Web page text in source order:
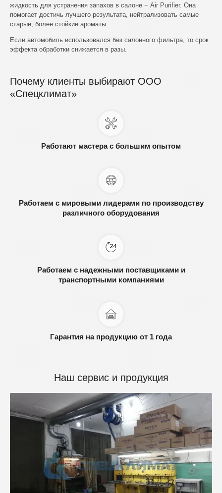
жидкость для устранения запахов в салоне − Air Purifier. Она
помогает достичь лучшего результата, нейтрализовать самые
старые, более стойкие ароматы.
Если автомобиль использовался без салонного фильтра, то срок
эффекта обработки снижается в разы.
Почему клиенты выбирают ООО
«Спецклимат»
Работают мастера с большим опытом
Работаем с мировыми лидерами по производству
различного оборудования
Работаем с надежными поставщиками и
транспортными компаниями
Гарантия на продукцию от 1 года
Наш сервис и продукция